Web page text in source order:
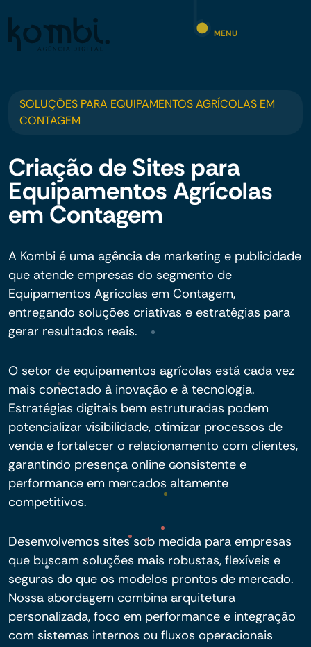
MENU
SOLUÇÕES PARA EQUIPAMENTOS AGRÍCOLAS EM
CONTAGEM
Criação de Sites para
Equipamentos Agrícolas
em Contagem
A Kombi é uma agência de marketing e publicidade
que atende empresas do segmento de
Equipamentos Agrícolas em Contagem,
entregando soluções criativas e estratégias para
gerar resultados reais.
O setor de equipamentos agrícolas está cada vez
mais conectado à inovação e à tecnologia.
Estratégias digitais bem estruturadas podem
potencializar visibilidade, otimizar processos de
venda e fortalecer o relacionamento com clientes,
garantindo presença online consistente e
performance em mercados altamente
competitivos.
Desenvolvemos sites sob medida para empresas
que buscam soluções mais robustas, flexíveis e
seguras do que os modelos prontos de mercado.
Nossa abordagem combina arquitetura
personalizada, foco em performance e integração
com sistemas internos ou fluxos operacionais